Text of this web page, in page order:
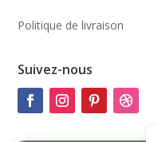
Politique de livraison
Suivez-nous